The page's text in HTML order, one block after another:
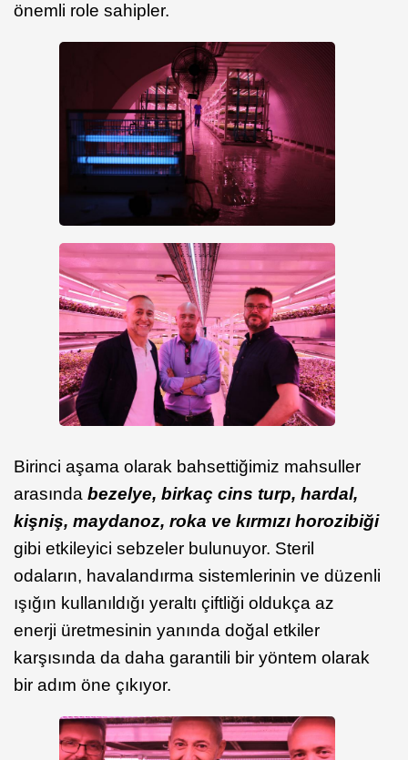
önemli role sahipler.
Birinci aşama olarak bahsettiğimiz mahsuller
arasında bezelye, birkaç cins turp, hardal,
kişniş, maydanoz, roka ve kırmızı horozibiği
gibi etkileyici sebzeler bulunuyor. Steril
odaların, havalandırma sistemlerinin ve düzenli
ışığın kullanıldığı yeraltı çiftliği oldukça az
enerji üretmesinin yanında doğal etkiler
karşısında da daha garantili bir yöntem olarak
bir adım öne çıkıyor.